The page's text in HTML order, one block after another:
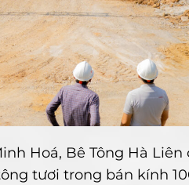
Hoá, Bê Tông Hà Liên
tươi trong bán kính